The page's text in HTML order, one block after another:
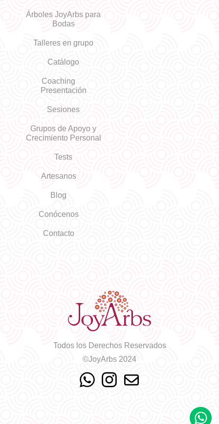
Árboles JoyArbs para
Bodas
Talleres en grupo
Catálogo
Coaching
Presentación
Sesiones
Grupos de Apoyo y
Crecimiento Personal
Tests
Artesanos
Blog
Conócenos
Contacto
Todos los Derechos Reservados
©JoyArbs 2024